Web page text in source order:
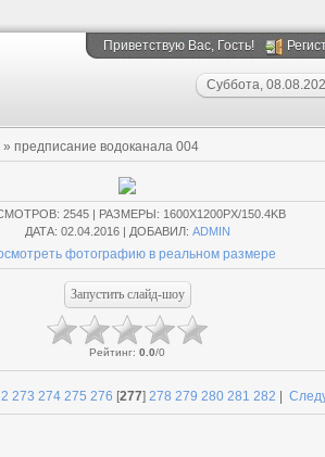
Приветствую Вас, Гость!
Суббота,
» предписание водоканала 004
: 2545 | РАЗМЕРЫ: 1600X1200PX/150.4KB
ДАТА: 02.04.2016 | ДОБАВИЛ: ADMIN
фотографию в реальном размере
Рейтинг: 0.0/0
273 274 275 276 [277] 278 279 280 281 282